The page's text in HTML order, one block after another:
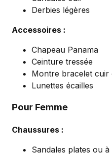
Derbies légères
Accessoires :
Chapeau Panama
Ceinture tressée
Montre bracelet cuir
Lunettes écailles
Pour Femme
Chaussures :
Sandales plates ou à